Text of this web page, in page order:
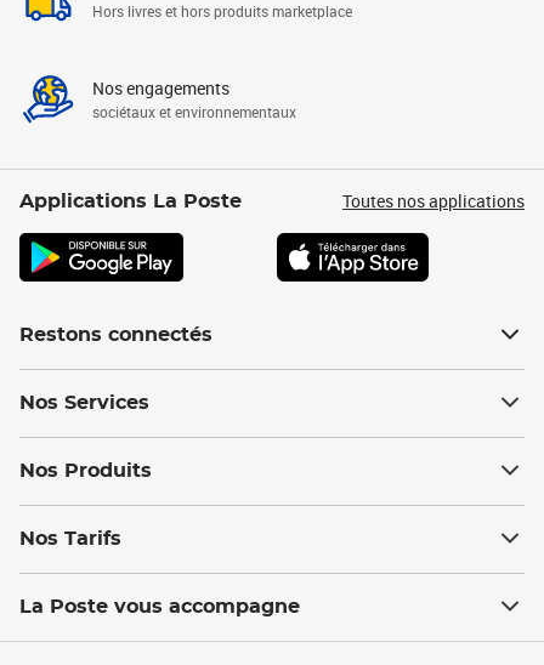
Hors livres et hors produits marketplace
Nos engagements
sociétaux et environnementaux
Applications La Poste Toutes nos applications
Restons connectés
Nos Services
Nos Produits
Nos Tarifs
La Poste vous accompagne